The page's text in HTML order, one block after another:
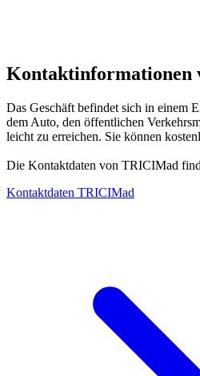
Kontaktinformationen
Das Geschäft befindet sich in einem
dem Auto, den öffentlichen
leicht zu erreichen. Sie können
Die Kontaktdaten von TRICIMad
Kontaktdaten TRICIMad